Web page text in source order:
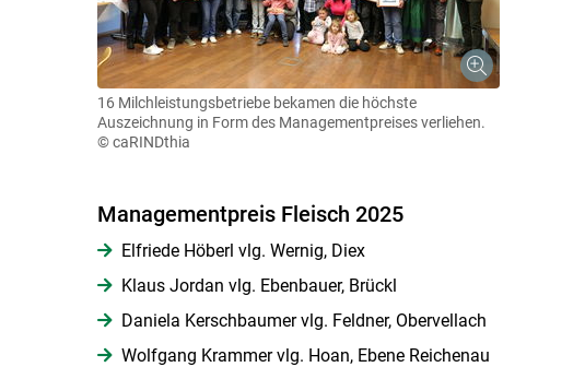
16 Milchleistungsbetriebe bekamen die höchste
Auszeichnung in Form des Managementpreises verliehen.
© caRINDthia
Managementpreis Fleisch 2025
Elfriede Höberl vlg. Wernig, Diex
Klaus Jordan vlg. Ebenbauer, Brückl
Daniela Kerschbaumer vlg. Feldner, Obervellach
Wolfgang Krammer vlg. Hoan, Ebene Reichenau